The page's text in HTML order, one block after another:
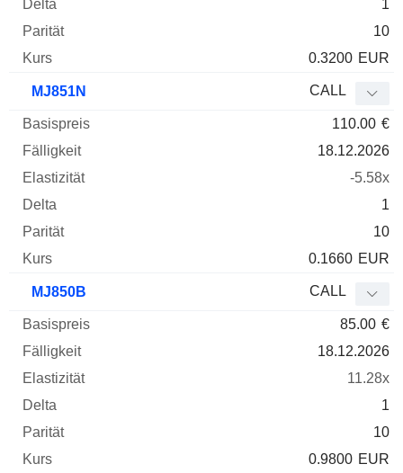
1
10
0.3200 EUR
MJ851N CALL
110.00 €
18.12.2026
-5.58x
1
10
0.1660 EUR
MJ850B CALL
85.00 €
18.12.2026
11.28x
1
10
0.9800 EUR